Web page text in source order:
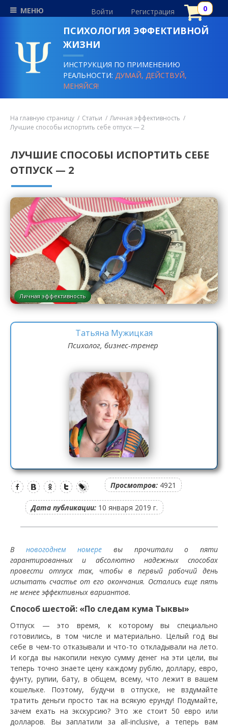
МЕНЮ Войти Регистрация
ПСИХОЛОГИЯ ЭФФЕКТИВНОЙ
ЖИЗНИ
ИНСТРУКЦИЯ ПО ПРИМЕНЕНИЮ
РЕАЛЬНОСТИ:ДУМАЙ, ДЕЙСТВУЙ,
МЕНЯЙСЯ!
На главную страницу Статьи
Личная эффективность
Лучшие способы испортить себе отпуск — 2
ЛУЧШИЕ СПОСОБЫ ИСПОРТИТЬ СЕБЕ
ОТПУСК — 2
Личная эффективность
Татьяна Мужицкая
Психолог, бизнес-тренер
Просмотров: 4921
Дата публикации: 10 января 2019 г.
В новогоднем номере вы прочитали о пяти
гарантированных и абсолютно надежных способах
провести отпуск так, чтобы в первый рабочий день
испытать счастье от его окончания. Остались еще пять
не менее эффективных вариантов.
Способ шестой: «По следам кума Тыквы»
Отпуск — это время, к которому вы специально
готовились, в том числе и материально. Целый год вы
себе в чем-то отказывали и что-то откладывали на лето.
И когда вы накопили некую сумму денег на эти цели, вы
теперь точно знаете цену каждому рублю, доллару, евро,
фунту, рупии, бату, в общем, всему, что лежит в вашем
кошельке. Поэтому, будучи в отпуске, не вздумайте
тратить деньги просто так на всякую ерунду! Подумайте,
зачем ехать на экскурсию? Это же стоит 50 евро или
долларов. Вы заплатили за all-inclusive, а теперь вам